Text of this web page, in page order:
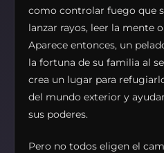
como controlar fuego que
lanzar rayos, leer la mente
Aparece entonces, un
la fortuna de su familia al
crea un lugar para
del mundo exterior y
sus poderes.
Pero no todos eligen el